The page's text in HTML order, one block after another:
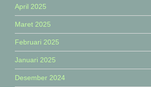
April 2025
Maret 2025
Februari 2025
Januari 2025
Desember 2024